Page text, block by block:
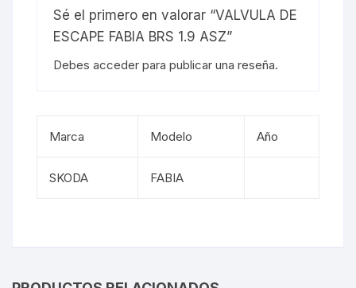
Sé el primero en valorar “VALVULA DE
ESCAPE FABIA BRS 1.9 ASZ”
Debes acceder para publicar una reseña.
Marca Modelo Año
SKODA FABIA